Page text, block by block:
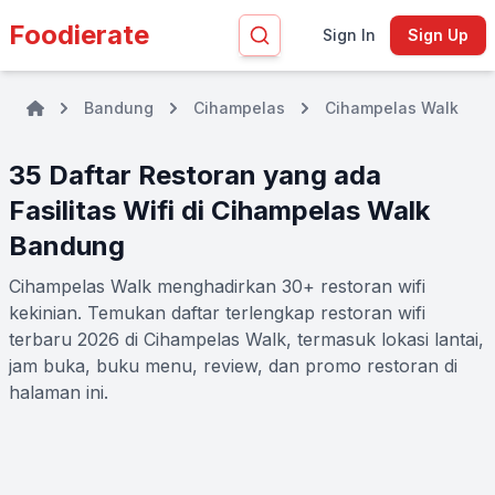
Foodierate Sign In Sign Up
Bandung Cihampelas Cihampelas Walk
35 Daftar Restoran yang ada
Fasilitas Wifi di Cihampelas Walk
Bandung
Cihampelas Walk menghadirkan 30+ restoran wifi
kekinian. Temukan daftar terlengkap restoran wifi
terbaru 2026 di Cihampelas Walk, termasuk lokasi lantai,
jam buka, buku menu, review, dan promo restoran di
halaman ini.